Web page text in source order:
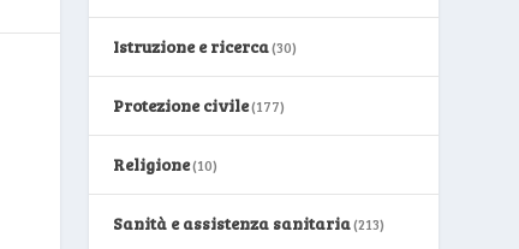
Istruzione e ricerca(30)
Protezione civile(177)
Religione(10)
Sanità e assistenza sanitaria(213)